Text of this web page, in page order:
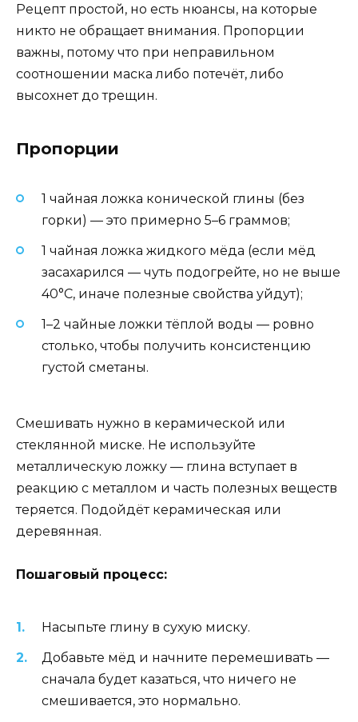
Рецепт простой, но есть нюансы, на которые
никто не обращает внимания. Пропорции
важны, потому что при неправильном
соотношении маска либо потечёт, либо
высохнет до трещин.
Пропорции
1 чайная ложка конической глины (без
горки) — это примерно 5–6 граммов;
1 чайная ложка жидкого мёда (если мёд
засахарился — чуть подогрейте, но не выше
40°C, иначе полезные свойства уйдут);
1–2 чайные ложки тёплой воды — ровно
столько, чтобы получить консистенцию
густой сметаны.
Смешивать нужно в керамической или
стеклянной миске. Не используйте
металлическую ложку — глина вступает в
реакцию с металлом и часть полезных веществ
теряется. Подойдёт керамическая или
деревянная.
Пошаговый процесс:
Насыпьте глину в сухую миску.
Добавьте мёд и начните перемешивать —
сначала будет казаться, что ничего не
смешивается, это нормально.